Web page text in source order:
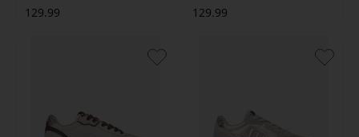
129.99 129.99